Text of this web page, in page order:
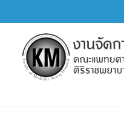
to
content